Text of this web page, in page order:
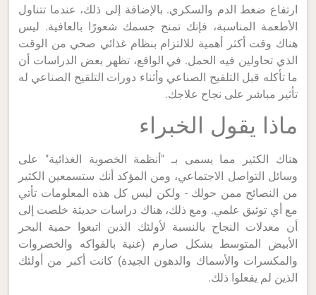
ارتفاع ضغط الدم والسكري. بالإضافة إلى ذلك، عندما تتناول
الأطعمة المناسبة، فإنك تمنح جسمك شعورًا بالعافية. ليس
هناك وقت أكثر أهمية للالتزام بنظام غذائي صحي من الوقت
الذي تحاولين فيه الحمل. في الواقع، تظهر بعض الدراسات أن
ما تأكله قبل التلقيح الصناعي وأثناء دورات التلقيح الصناعي له
تأثير مباشر على نجاح علاجك.
ماذا يقول الخبراء
هناك الكثير مما يسمى بـ "أنظمة الخصوبة الغذائية" على
وسائل التواصل الاجتماعي، ومن المؤكد أنك ستسمعين الكثير
من النصائح ممن حولك - ولكن ليس كل هذه المعلومات تأتي
مع أي توثيق علمي. ومع ذلك، هناك دراسات حديثة خلصت إلى
أن معدلات النجاح بالنسبة لأولئك الذين اتبعوا حمية البحر
الأبيض المتوسط بشكل صارم (غنية بالفواكه والخضروات
والمكسرات والأسماك والدهون الجيدة) كانت أكبر من أولئك
الذين لم يفعلوا ذلك.